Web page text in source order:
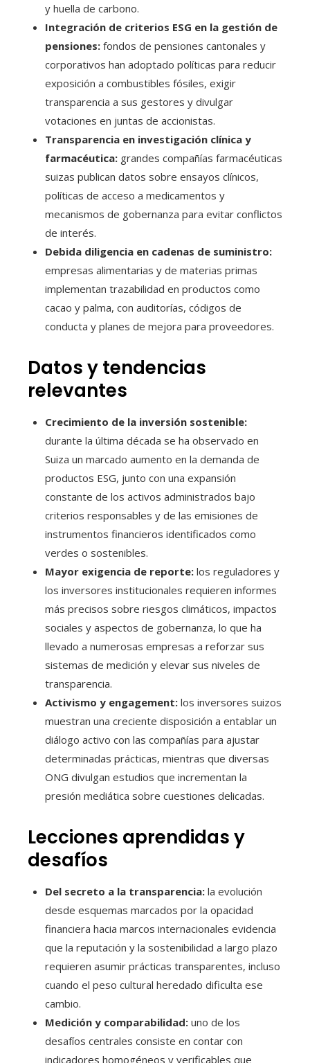
y huella de carbono.
Integración de criterios ESG en la gestión de
pensiones: fondos de pensiones cantonales y
corporativos han adoptado políticas para reducir
exposición a combustibles fósiles, exigir
transparencia a sus gestores y divulgar
votaciones en juntas de accionistas.
Transparencia en investigación clínica y
farmacéutica: grandes compañías farmacéuticas
suizas publican datos sobre ensayos clínicos,
políticas de acceso a medicamentos y
mecanismos de gobernanza para evitar conflictos
de interés.
Debida diligencia en cadenas de suministro:
empresas alimentarias y de materias primas
implementan trazabilidad en productos como
cacao y palma, con auditorías, códigos de
conducta y planes de mejora para proveedores.
Datos y tendencias
relevantes
Crecimiento de la inversión sostenible:
durante la última década se ha observado en
Suiza un marcado aumento en la demanda de
productos ESG, junto con una expansión
constante de los activos administrados bajo
criterios responsables y de las emisiones de
instrumentos financieros identificados como
verdes o sostenibles.
Mayor exigencia de reporte: los reguladores y
los inversores institucionales requieren informes
más precisos sobre riesgos climáticos, impactos
sociales y aspectos de gobernanza, lo que ha
llevado a numerosas empresas a reforzar sus
sistemas de medición y elevar sus niveles de
transparencia.
Activismo y engagement: los inversores suizos
muestran una creciente disposición a entablar un
diálogo activo con las compañías para ajustar
determinadas prácticas, mientras que diversas
ONG divulgan estudios que incrementan la
presión mediática sobre cuestiones delicadas.
Lecciones aprendidas y
desafíos
Del secreto a la transparencia: la evolución
desde esquemas marcados por la opacidad
financiera hacia marcos internacionales evidencia
que la reputación y la sostenibilidad a largo plazo
requieren asumir prácticas transparentes, incluso
cuando el peso cultural heredado dificulta ese
cambio.
Medición y comparabilidad: uno de los
desafíos centrales consiste en contar con
indicadores homogéneos y verificables que